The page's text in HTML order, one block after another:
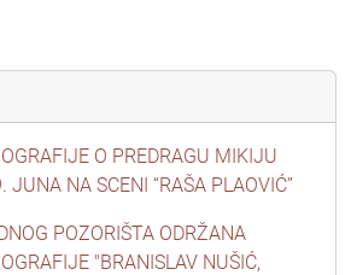
O PREDRAGU MIKIJU
NA SCENI “RAŠA PLAOVIĆ”
POZORIŠTA ODRŽANA
"BRANISLAV NUŠIĆ,